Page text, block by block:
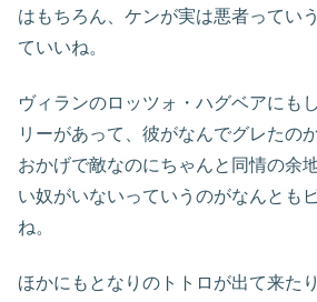
はもちろん、ケンが実は悪者ってい
ていいね。
ヴィランのロッツォ・ハグベアにも
リーがあって、彼がなんでグレたの
おかげで敵なのにちゃんと同情の余
い奴がいないっていうのがなんとも
ね。
ほかにもとなりのトトロが出て来た